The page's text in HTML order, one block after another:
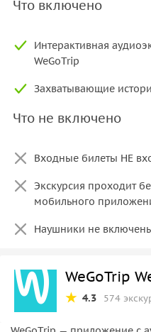
Что включено
Интерактивная
WeGoTrip
Захватывающие
Что не включено
Входные билеты НЕ
Экскурсия проходит
мобильного
Наушники не
WeGoTrip
4.3 574